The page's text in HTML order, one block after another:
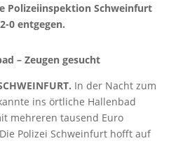
Polizeiinspektion Schweinfurt
0 entgegen.
– Zeugen gesucht
In der Nacht zum
ins örtliche Hallenbad
mehreren tausend Euro
Polizei Schweinfurt hofft auf